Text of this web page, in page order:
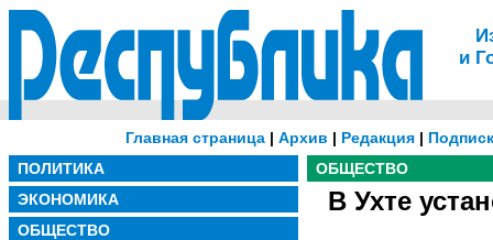
и
Главная страница| Архив | Редакция|
ПОЛИТИКА
ЭКОНОМИКА
ОБЩЕСТВО
ОБЩЕСТВО
В Ухте